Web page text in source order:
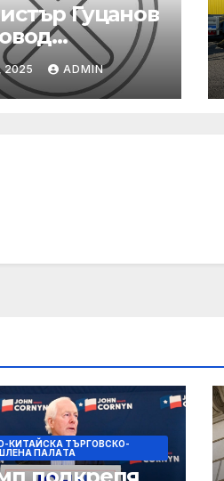
Гуцанов
инспектори
Заставам
2025 ADMIN
КИТАЙСКА ТЪРГОВСКО-
ПАЛAТА